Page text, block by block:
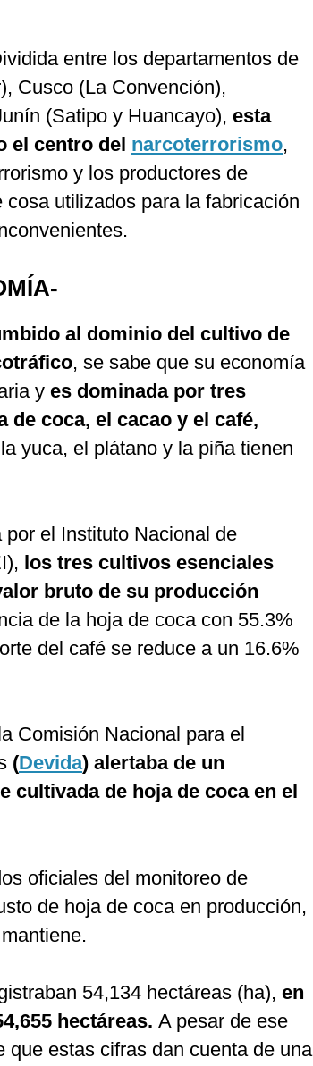
entre los departamentos de
Cusco (La Convención),
(Satipo y Huancayo), esta
el centro del narcoterrorismo,
y los productores de
utilizados para la fabricación
al dominio del cultivo de
, se sabe que su economía
y es dominada por tres
coca, el cacao y el café,
yuca, el plátano y la piña tienen
el Instituto Nacional de
los tres cultivos esenciales
bruto de su producción
de la hoja de coca con 55.3%
del café se reduce a un 16.6%
Comisión Nacional para el
(Devida) alertaba de un
cultivada de hoja de coca en el
oficiales del monitoreo de
de hoja de coca en producción,
54,134 hectáreas (ha), en
hectáreas. A pesar de ese
que estas cifras dan cuenta de una